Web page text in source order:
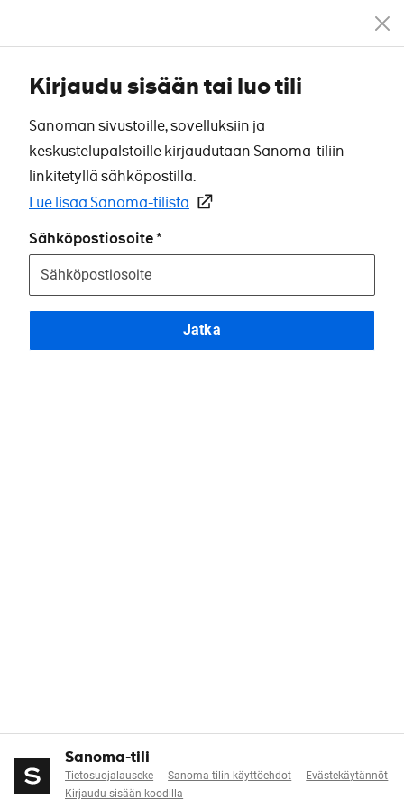
Kirjaudu sisään tai luo tili
Sanoman sivustoille, sovelluksiin ja
keskustelupalstoille kirjaudutaan Sanoma-tiliin
linkitetyllä sähköpostilla.
Lue lisää Sanoma-tilistä
Sähköpostiosoite
Jatka
Sanoma-tili
Tietosuojalauseke Sanoma-tilin käyttöehdot
Evästekäytännöt
Kirjaudu sisään koodilla